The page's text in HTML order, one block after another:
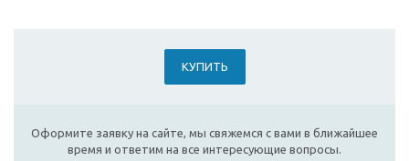
КУПИТЬ
Оформите заявку на сайте, мы свяжемся с вами в ближайшее
время и ответим на все интересующие вопросы.